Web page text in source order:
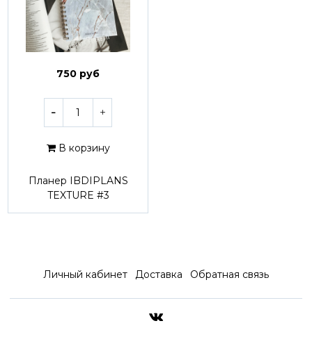
750 руб
В корзину
Планер IBDIPLANS
TEXTURE #3
Личный кабинет Доставка Обратная связь